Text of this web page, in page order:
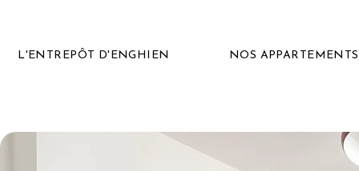
L'ENTREPÔT D'ENGHIEN NOS APPARTEMENTS